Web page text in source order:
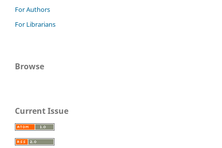
For Authors
For Librarians
Browse
Current Issue